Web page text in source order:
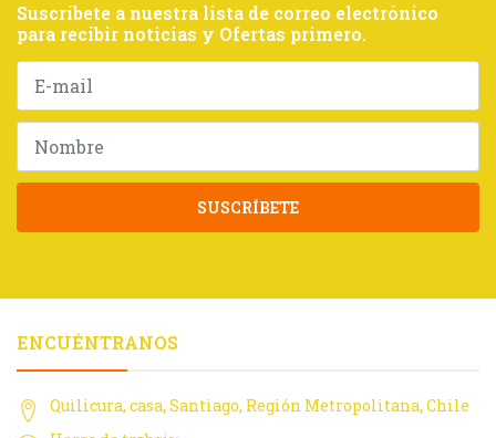
Suscríbete a nuestra lista de correo electrónico
para recibir noticias y Ofertas primero.
SUSCRÍBETE
ENCUÉNTRANOS
Quilicura, casa, Santiago, Región Metropolitana, Chile